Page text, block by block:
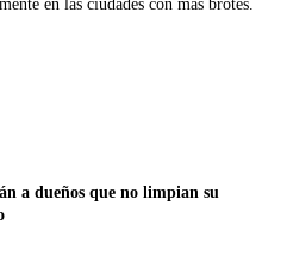
a dueños que no limpian su